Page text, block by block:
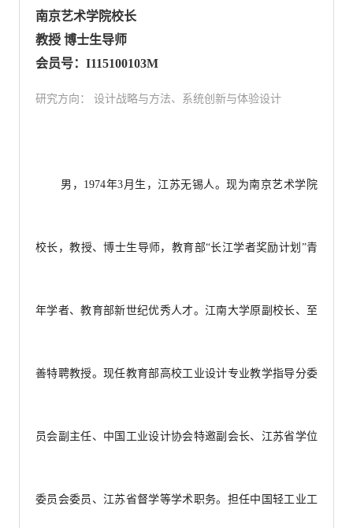
南京艺术学院校长
教授 博士生导师
会员号：I115100103M
研究方向： 设计战略与方法、系统创新与体验设计
男，1974年3月生，江苏无锡人。现为南京艺术学院
校长，教授、博士生导师，教育部“长江学者奖励计划”青
年学者、教育部新世纪优秀人才。江南大学原副校长、至
善特聘教授。现任教育部高校工业设计专业教学指导分委
员会副主任、中国工业设计协会特邀副会长、江苏省学位
委员会委员、江苏省督学等学术职务。担任中国轻工业工